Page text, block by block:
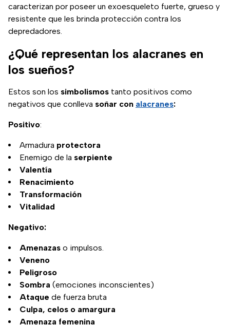
caracterizan por poseer un exoesqueleto fuerte, grueso y
resistente que les brinda protección contra los
depredadores.
¿Qué representan los alacranes en
los sueños?
Estos son los simbolismos tanto positivos como
negativos que conlleva soñar con alacranes:
Positivo:
Armadura protectora
Enemigo de la serpiente
Valentía
Renacimiento
Transformación
Vitalidad
Negativo:
Amenazas o impulsos.
Veneno
Peligroso
Sombra (emociones inconscientes)
Ataque de fuerza bruta
Culpa, celos o amargura
Amenaza femenina